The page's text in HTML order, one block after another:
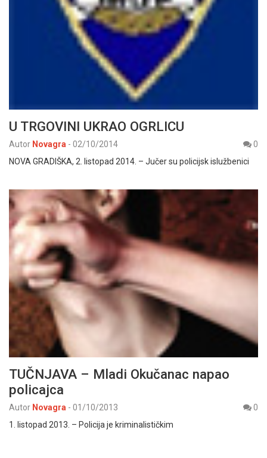
U TRGOVINI UKRAO OGRLICU
Autor Novagra - 02/10/2014
0
NOVA GRADIŠKA, 2. listopad 2014. – Jučer su policijsk islužbenici
TUČNJAVA – Mladi Okučanac napao
policajca
Autor Novagra - 01/10/2013
0
1. listopad 2013. – Policija je kriminalističkim